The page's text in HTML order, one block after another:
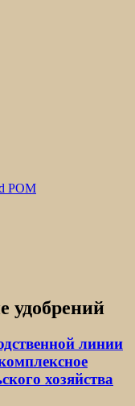
POM
удобрений
линии
хозяйства